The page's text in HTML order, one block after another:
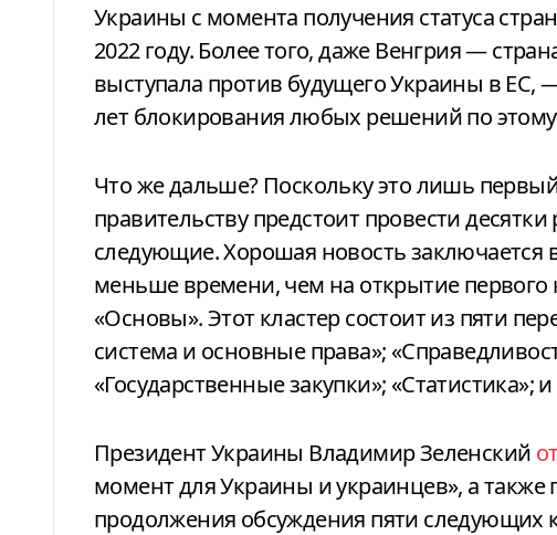
Украины с момента получения статуса
2022 году. Более того, даже Венгрия —
выступала против будущего Украины в ЕС,
лет блокирования любых решений по этому
Что же дальше? Поскольку это лишь
правительству предстоит провести
следующие. Хорошая новость заключается
меньше времени, чем на открытие первого
«Основы». Этот кластер состоит из пяти
система и основные права»;
«Государственные закупки»;
Президент Украины Владимир Зеленский
момент для Украины и украинцев», а также
продолжения обсуждения пяти следующих